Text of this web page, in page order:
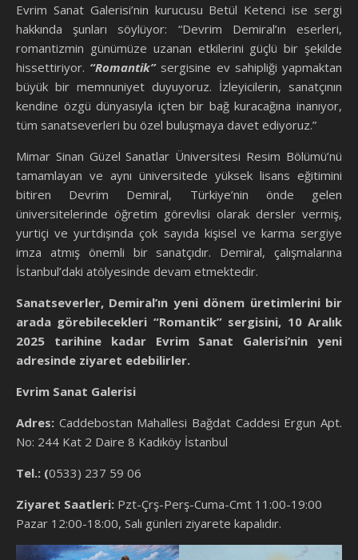
Evrim Sanat Galerisi’nin kurucusu Betül Ketenci ise sergi
hakkında şunları söylüyor: “Devrim Demiral’ın eserleri,
romantizmin günümüze uzanan etkilerini güçlü bir şekilde
hissettiriyor. “Romantik”sergisine ev sahipliği yapmaktan
büyük bir memnuniyet duyuyoruz. İzleyicilerin, sanatçının
kendine özgü dünyasıyla içten bir bağ kuracağına inanıyor,
tüm sanatseverleri bu özel buluşmaya davet ediyoruz.”
Mimar Sinan Güzel Sanatlar Üniversitesi Resim Bölümü’nü
tamamlayan ve aynı üniversitede yüksek lisans eğitimini
bitiren Devrim Demiral, Türkiye’nin önde gelen
üniversitelerinde öğretim görevlisi olarak dersler vermiş,
yurtiçi ve yurtdışında çok sayıda kişisel ve karma sergiye
imza atmış önemli bir sanatçıdır. Demiral, çalışmalarına
İstanbul’daki atölyesinde devam etmektedir.
Sanatseverler, Demiral’ın yeni dönem üretimlerini bir
arada görebilecekleri “Romantik” sergisini, 10 Aralık
2025 tarihine kadar Evrim Sanat Galerisi’nin yeni
adresinde ziyaret edebilirler.
Evrim Sanat Galerisi
Adres: Caddebostan Mahallesi Bağdat Caddesi Ergun Apt.
No: 244 Kat 2 Daire 8 Kadıköy İstanbul
Tel.: (0533) 237 59 06
Ziyaret Saatleri: Pzt-Çrş-Perş-Cuma-Cmt 11:00-19:00
Pazar 12:00-18:00, Salı günleri ziyarete kapalıdır.